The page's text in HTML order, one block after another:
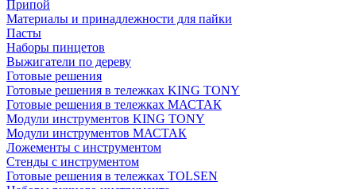
Припой
Материалы и принадлежности для пайки
Пасты
Наборы пинцетов
Выжигатели по дереву
Готовые решения
Готовые решения в тележках KING TONY
Готовые решения в тележках МАСТАК
Модули инструментов KING TONY
Модули инструментов МАСТАК
Ложементы с инструментом
Стенды с инструментом
Готовые решения в тележках TOLSEN